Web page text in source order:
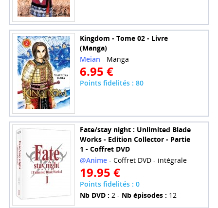
Kingdom - Tome 02 - Livre
(Manga)
Meian - Manga
6.95 €
Points fidelités : 80
Fate/stay night : Unlimited Blade
Works - Edition Collector - Partie
1 - Coffret DVD
@Anime - Coffret DVD - intégrale
19.95 €
Points fidelités : 0
Nb DVD : 2 - Nb épisodes : 12